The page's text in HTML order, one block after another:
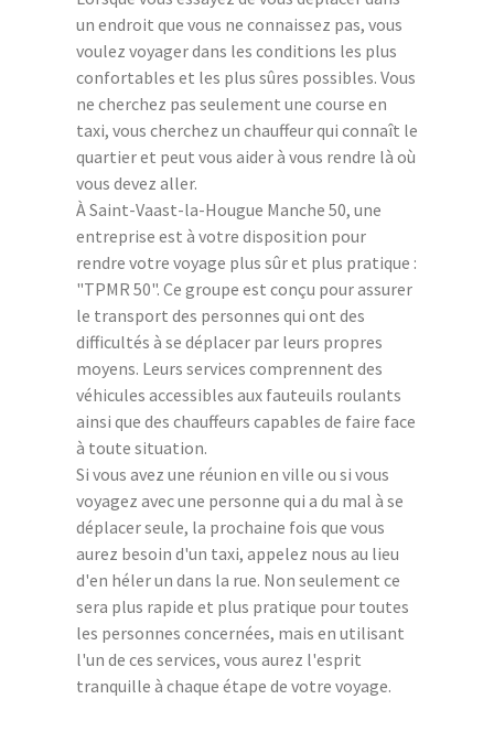
un endroit que vous ne connaissez pas, vous
voulez voyager dans les conditions les plus
confortables et les plus sûres possibles. Vous
ne cherchez pas seulement une course en
taxi, vous cherchez un chauffeur qui connaît le
quartier et peut vous aider à vous rendre là où
vous devez aller.
À Saint-Vaast-la-Hougue Manche 50, une
entreprise est à votre disposition pour
rendre votre voyage plus sûr et plus pratique :
"TPMR 50". Ce groupe est conçu pour assurer
le transport des personnes qui ont des
difficultés à se déplacer par leurs propres
moyens. Leurs services comprennent des
véhicules accessibles aux fauteuils roulants
ainsi que des chauffeurs capables de faire face
à toute situation.
Si vous avez une réunion en ville ou si vous
voyagez avec une personne qui a du mal à se
déplacer seule, la prochaine fois que vous
aurez besoin d'un taxi, appelez nous au lieu
d'en héler un dans la rue. Non seulement ce
sera plus rapide et plus pratique pour toutes
les personnes concernées, mais en utilisant
l'un de ces services, vous aurez l'esprit
tranquille à chaque étape de votre voyage.